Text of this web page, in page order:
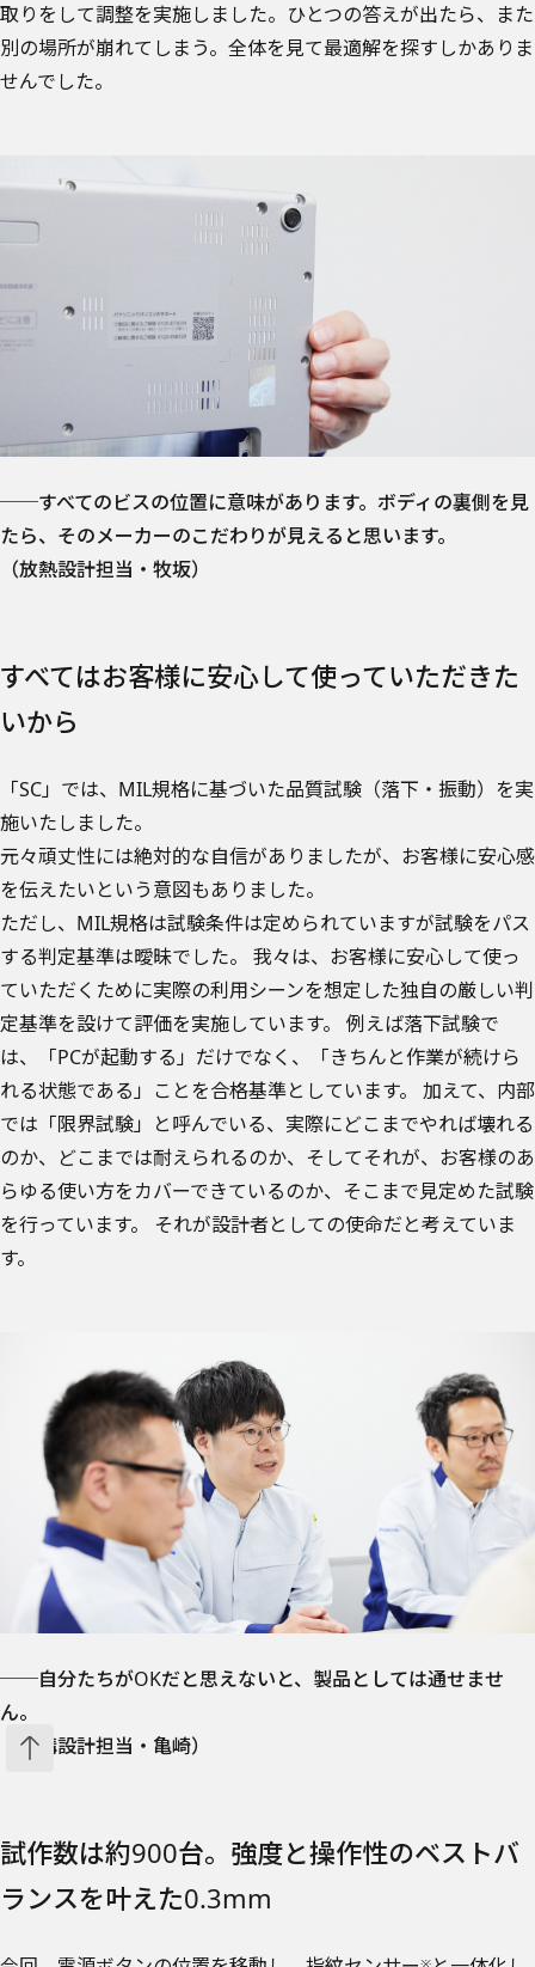
取りをして調整を実施しました。ひとつの答えが出たら、また
別の場所が崩れてしまう。全体を見て最適解を探すしかありま
せんでした。
──すべてのビスの位置に意味があります。ボディの裏側を見
たら、そのメーカーのこだわりが見えると思います。
（放熱設計担当・牧坂）
すべてはお客様に安心して使っていただきた
いから
「SC」では、MIL規格に基づいた品質試験（落下・振動）を実
施いたしました。
元々頑丈性には絶対的な自信がありましたが、お客様に安心感
を伝えたいという意図もありました。
ただし、MIL規格は試験条件は定められていますが試験をパス
する判定基準は曖昧でした。 我々は、お客様に安心して使っ
ていただくために実際の利用シーンを想定した独自の厳しい判
定基準を設けて評価を実施しています。 例えば落下試験で
は、「PCが起動する」だけでなく、「きちんと作業が続けら
れる状態である」ことを合格基準としています。 加えて、内部
では「限界試験」と呼んでいる、実際にどこまでやれば壊れる
のか、どこまでは耐えられるのか、そしてそれが、お客様のあ
らゆる使い方をカバーできているのか、そこまで見定めた試験
を行っています。 それが設計者としての使命だと考えていま
す。
──自分たちがOKだと思えないと、製品としては通せませ
ん。
（機構設計担当・亀崎）
試作数は約900台。強度と操作性のベストバ
ランスを叶えた0.3mm